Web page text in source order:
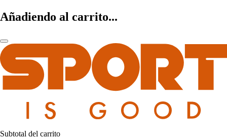
Añadiendo al carrito...
Subtotal del carrito